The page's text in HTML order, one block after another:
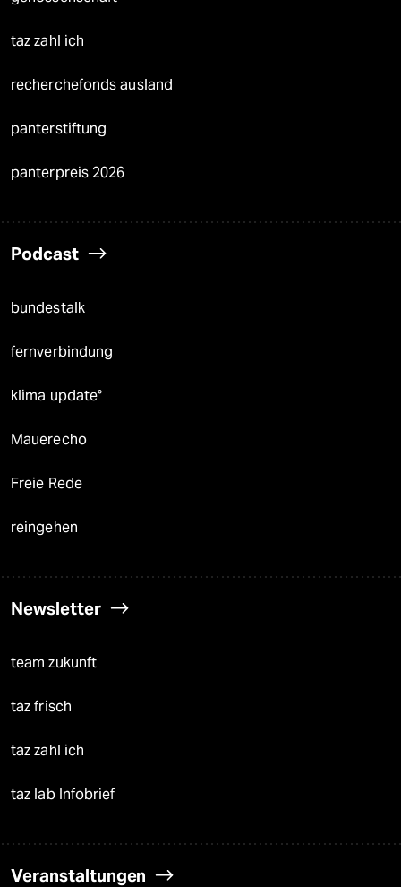
taz zahl ich
recherchefonds ausland
panterstiftung
panterpreis 2026
Podcast
bundestalk
fernverbindung
klima update°
Mauerecho
Freie Rede
reingehen
Newsletter
team zukunft
taz frisch
taz zahl ich
taz lab Infobrief
Veranstaltungen